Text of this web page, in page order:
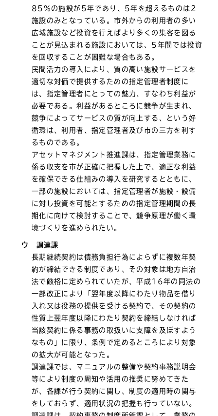
85％の施設が5年であり、5年を超えるものは2
施設のみとなっている。市外からの利用者の多い
広域施設など投資を行えばより多くの集客を図る
ことが見込まれる施設においては、5年間では投資
を回収することが困難な場合もある。
民間活力の導入により、質の高い施設サービスを
適切な対価で提供するための指定管理者制度に
は、指定管理者にとっての魅力、すなわち利益が
必要である。利益があるところに競争が生まれ、
競争によってサービスの質が向上する、という好
循環は、利用者、指定管理者及び市の三方を利す
るものである。
アセットマネジメント推進課は、指定管理業務に
係る収支を市が正確に把握した上で、適正な利益
を確保できる仕組みの導入を研究するとともに、
一部の施設においては、指定管理者が施設・設備
に対し投資を可能とするための指定管理期間の長
期化に向けて検討することで、競争原理が働く環
境づくりを進められたい。
ウ 調達課
長期継続契約は債務負担行為によらずに複数年契
約が締結できる制度であり、その対象は地方自治
法で厳格に定められていたが、平成16年の同法の
一部改正により「翌年度以降にわたり物品を借り
入れ又は役務の提供を受ける契約で、その契約の
性質上翌年度以降にわたり契約を締結しなければ
当該契約に係る事務の取扱いに支障を及ぼすよう
なもの」に限り、条例で定めるところにより対象
の拡大が可能となった。
調達課では、マニュアルの整備や契約事務説明会
等により制度の周知や活用の推奨に努めてきた
が、各課が行う契約に関し、制度の適用時の関与
をしておらず、適用状況の把握も行っていない。